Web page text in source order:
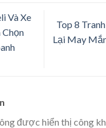
Và Xe
Chọn
Top 8
Lại May
được hiển thị công